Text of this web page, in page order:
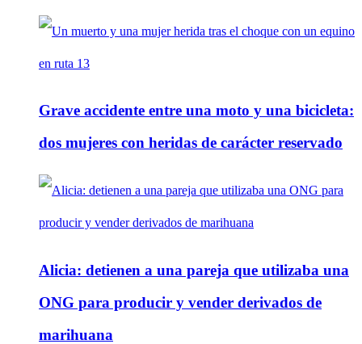
Grave accidente entre una moto y una bicicleta:
dos mujeres con heridas de carácter reservado
Alicia: detienen a una pareja que utilizaba una
ONG para producir y vender derivados de
marihuana